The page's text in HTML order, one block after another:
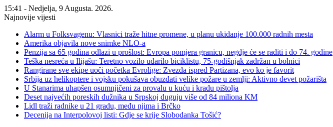
15:41 - Nedjelja, 9 Augusta. 2026.
Najnovije vijesti
Alarm u Folksvagenu: Vlasnici traže hitne promene, u planu ukidanje 100.000 radnih mesta
Amerika objavila nove snimke NLO-a
Penzija sa 65 godina odlazi u prošlost: Evropa pomjera granicu, negdje će se raditi i do 74. godine
Teška nesreća u Ilijašu: Teretno vozilo udarilo biciklistu, 75-godišnjak zadržan u bolnici
Rangirane sve ekipe uoči početka Evrolige: Zvezda ispred Partizana, evo ko je favorit
Srbija uz helikoptere i vojsku pokušava obuzdati velike požare u zemlji: Aktivno devet požarišta
U Stanarima uhapšen osumnjičeni za provalu u kuću i krađu pištolja
Deset najvećih poreskih dužnika u Srpskoj duguju više od 84 miliona KM
Lidl traži radnike u 21 gradu, među njima i Brčko
Decenija na Interpolovoj listi: Gdje se krije Slobodanka Tošić?